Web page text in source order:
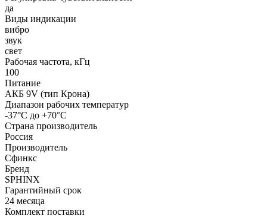
да
Виды индикации
вибро
звук
свет
Рабочая частота, кГц
100
Питание
АКБ 9V (тип Крона)
Диапазон рабочих температур
-37°С до +70°С
Страна производитель
Россия
Производитель
Сфинкс
Бренд
SPHINX
Гарантийный срок
24 месяца
Комплект поставки